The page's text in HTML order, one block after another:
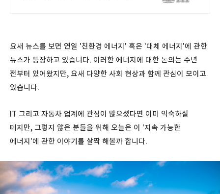
요새 뉴스를 보면 연일 '친환경 에너지' 혹은 '대체 에너지'에 관한
뉴스가 등장하고 있습니다. 이러한 에너지에 대한 논의는 수년
전부터 있어왔지만, 요새 다양한 사회 현상과 함께 관심이 모이고
있습니다.
IT 그리고 자동차 업계에 관심이 많으셨다면 이미 익숙하실
테지만, 그렇지 않은 분들을 위해 오늘은 이 '지속 가능한
에너지'에 관한 이야기를 살짝 해볼까 합니다.